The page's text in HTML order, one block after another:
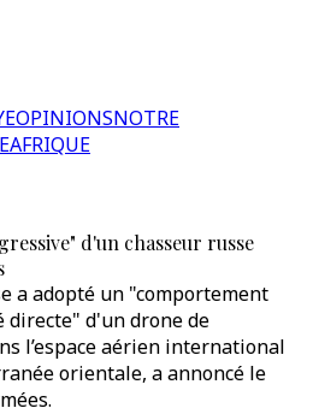
OPINIONSNOTRE
AFRIQUE
d'un chasseur russe
a adopté un "comportement
d'un drone de
l’espace aérien international
orientale, a annoncé le